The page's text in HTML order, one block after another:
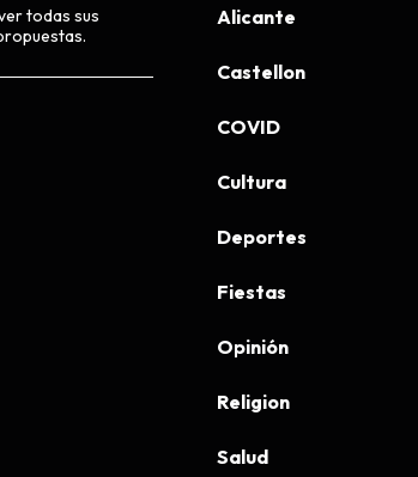
todas sus
Alicante
Castellon
COVID
Cultura
Deportes
Fiestas
Opinión
Religion
Salud